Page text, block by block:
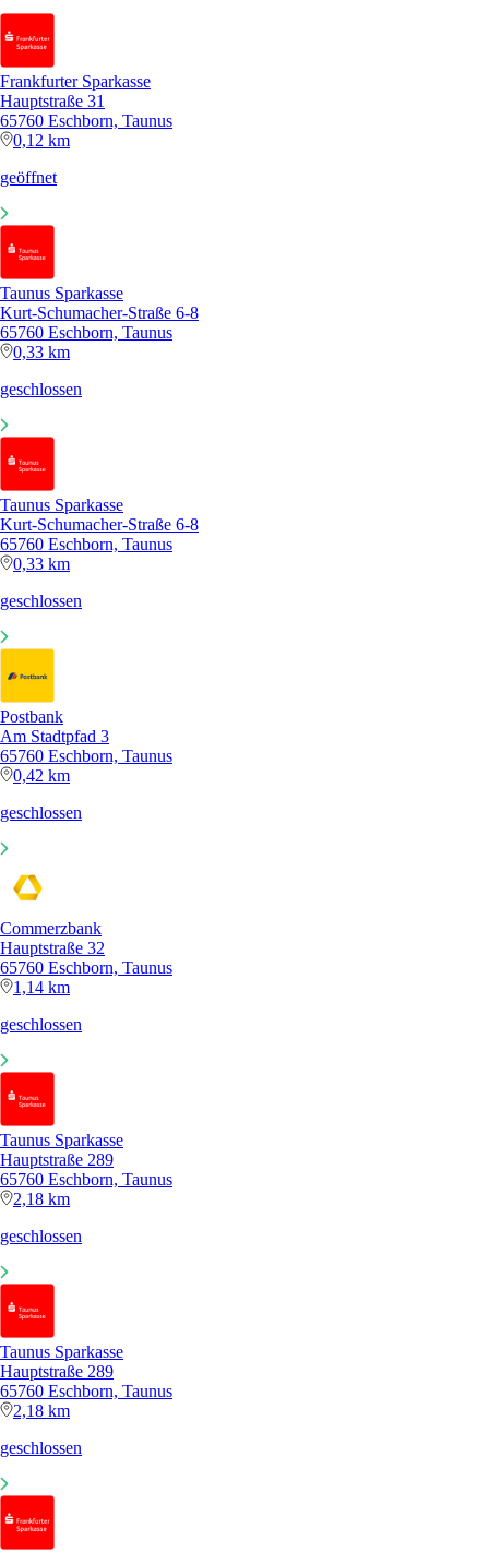
Frankfurter Sparkasse
Hauptstraße 31
65760 Eschborn, Taunus
0,12 km
geöffnet
Taunus Sparkasse
Kurt-Schumacher-Straße 6-8
65760 Eschborn, Taunus
0,33 km
geschlossen
Taunus Sparkasse
Kurt-Schumacher-Straße 6-8
65760 Eschborn, Taunus
0,33 km
geschlossen
Postbank
Am Stadtpfad 3
65760 Eschborn, Taunus
0,42 km
geschlossen
Commerzbank
Hauptstraße 32
65760 Eschborn, Taunus
1,14 km
geschlossen
Taunus Sparkasse
Hauptstraße 289
65760 Eschborn, Taunus
2,18 km
geschlossen
Taunus Sparkasse
Hauptstraße 289
65760 Eschborn, Taunus
2,18 km
geschlossen